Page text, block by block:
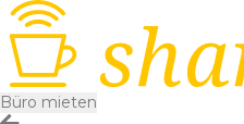
Büro mieten